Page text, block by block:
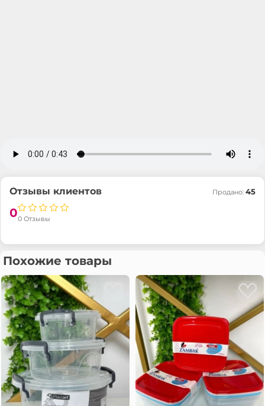
Отзывы клиентов
00 Отзывы
Продано: 45
Похожие товары